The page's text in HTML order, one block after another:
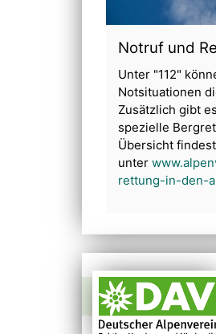
Notruf und
Unter "112"
Notsituationen
Zusätzlich gibt
spezielle
Übersicht
unter
rettung-in-den-